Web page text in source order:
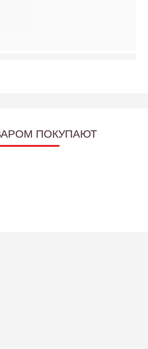
ПОКУПАЮТ